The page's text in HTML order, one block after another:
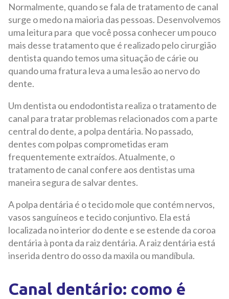
Normalmente, quando se fala de tratamento de canal
surge o medo na maioria das pessoas. Desenvolvemos
uma leitura para que você possa conhecer um pouco
mais desse tratamento que é realizado pelo cirurgião
dentista quando temos uma situação de cárie ou
quando uma fratura leva a uma lesão ao nervo do
dente.
Um dentista ou endodontista realiza o tratamento de
canal para tratar problemas relacionados com a parte
central do dente, a polpa dentária. No passado,
dentes com polpas comprometidas eram
frequentemente extraídos. Atualmente, o
tratamento de canal confere aos dentistas uma
maneira segura de salvar dentes.
A polpa dentária é o tecido mole que contém nervos,
vasos sanguíneos e tecido conjuntivo. Ela está
localizada no interior do dente e se estende da coroa
dentária à ponta da raiz dentária. A raiz dentária está
inserida dentro do osso da maxila ou mandíbula.
Canal dentário: como é